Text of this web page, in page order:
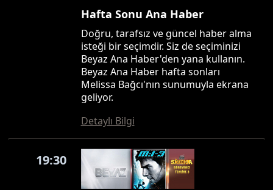
Hafta Sonu Ana Haber
Doğru, tarafsız ve güncel haber alma
isteği bir seçimdir. Siz de seçiminizi
Beyaz Ana Haber'den yana kullanın.
Beyaz Ana Haber hafta sonları
Melissa Bağcı'nın sunumuyla ekrana
geliyor.
Detaylı Bilgi
19:30